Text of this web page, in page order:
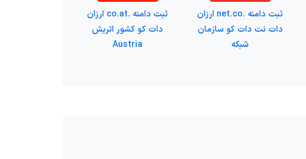
ثبت دامنه .net.co ارزان
دات نت دات کو سازمان
شبکه
ثبت دامنه .co.at ارزان
دات کو کشور اتریش
Austria